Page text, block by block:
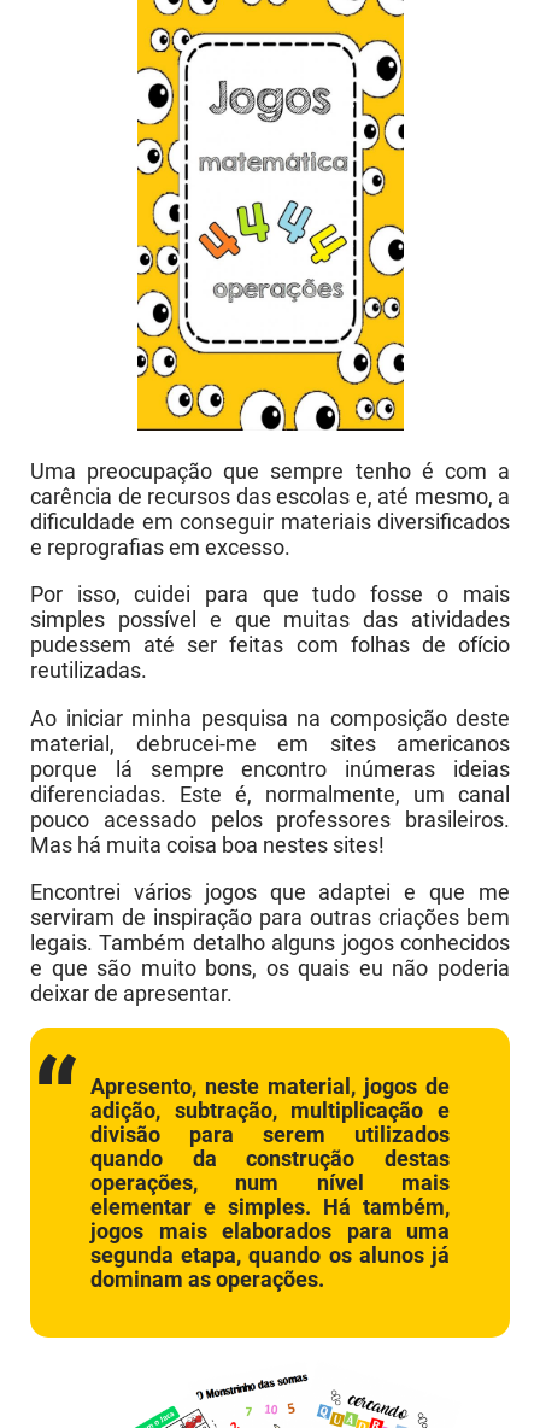
Uma preocupação que sempre tenho é com a
carência de recursos das escolas e, até mesmo, a
dificuldade em conseguir materiais diversificados
e reprografias em excesso.
Por isso, cuidei para que tudo fosse o mais
simples possível e que muitas das atividades
pudessem até ser feitas com folhas de ofício
reutilizadas.
Ao iniciar minha pesquisa na composição deste
material, debrucei-me em sites americanos
porque lá sempre encontro inúmeras ideias
diferenciadas. Este é, normalmente, um canal
pouco acessado pelos professores brasileiros.
Mas há muita coisa boa nestes sites!
Encontrei vários jogos que adaptei e que me
serviram de inspiração para outras criações bem
legais. Também detalho alguns jogos conhecidos
e que são muito bons, os quais eu não poderia
deixar de apresentar.
Apresento, neste material, jogos de
adição, subtração, multiplicação e
divisão para serem utilizados
quando da construção destas
operações, num nível mais
elementar e simples. Há também,
jogos mais elaborados para uma
segunda etapa, quando os alunos já
dominam as operações.